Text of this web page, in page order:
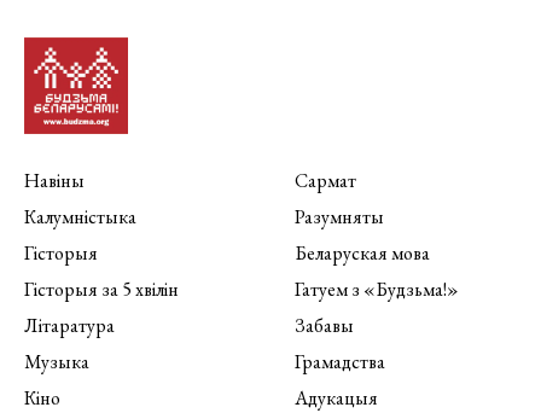
Навіны
Калумністыка
Гісторыя
Гісторыя за 5 хвілін
Літаратура
Музыка
Кіно
Сармат
Разумняты
Беларуская мова
Гатуем з «Будзьма!»
Забавы
Грамадства
Адукацыя